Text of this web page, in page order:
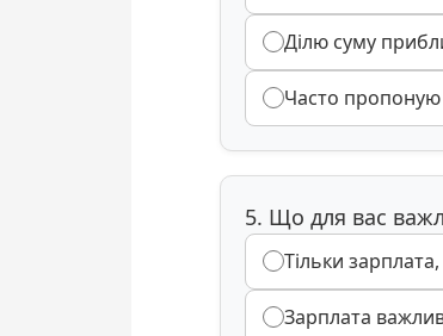
Ділю суму
Часто пропоную
5. Що для вас
Тільки
Зарплата